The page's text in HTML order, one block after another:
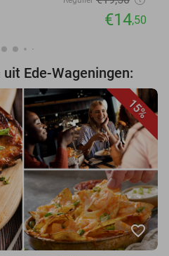
€14,50
Ede-Wageningen:
15%
favorite_border